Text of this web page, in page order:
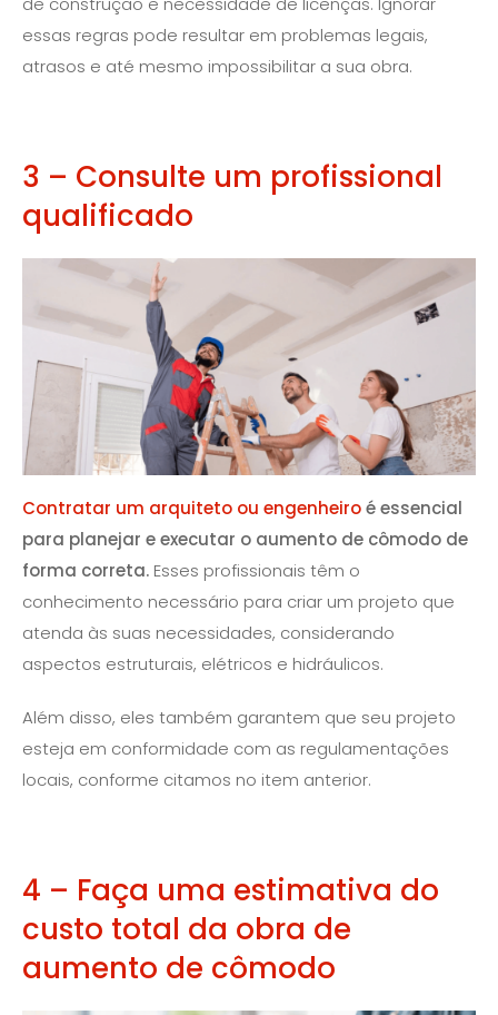
essas regras pode resultar em problemas legais,
atrasos e até mesmo impossibilitar a sua obra.
3 – Consulte um profissional
qualificado
Contratar um arquiteto ou engenheiroé essencial
para planejar e executar o aumento de cômodo de
forma correta. Esses profissionais têm o
conhecimento necessário para criar um projeto que
atenda às suas necessidades, considerando
aspectos estruturais, elétricos e hidráulicos.
Além disso, eles também garantem que seu projeto
esteja em conformidade com as regulamentações
locais, conforme citamos no item anterior.
4 – Faça uma estimativa do
custo total da obra de
aumento de cômodo